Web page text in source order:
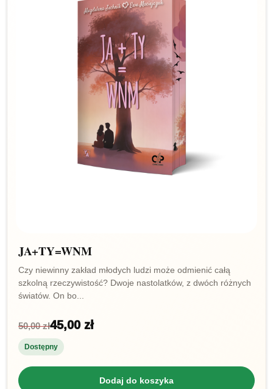
JA+TY=WNM
Czy niewinny zakład młodych ludzi może odmienić całą
szkolną rzeczywistość? Dwoje nastolatków, z dwóch różnych
światów. On bo...
50,00 zł45,00 zł
Dostępny
Dodaj do koszyka